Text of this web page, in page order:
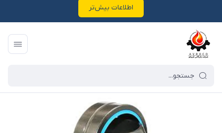
اطلاعات بیش‌تر
فروشگاه آنلاین آوروکو